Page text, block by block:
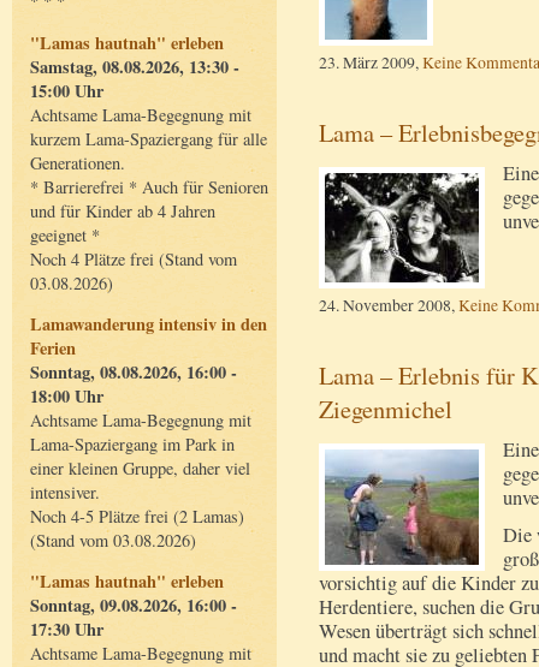
"Lamas hautnah" erleben
Samstag, 08.08.2026, 13:30 -
15:00 Uhr
Achtsame Lama-Begegnung mit
kurzem Lama-Spaziergang für alle
Generationen.
* Barrierefrei * Auch für Senioren
und für Kinder ab 4 Jahren
geeignet *
Noch 4 Plätze frei (Stand vom
03.08.2026)
Lamawanderung intensiv in den
Ferien
Sonntag, 08.08.2026, 16:00 -
18:00 Uhr
Achtsame Lama-Begegnung mit
Lama-Spaziergang im Park in
einer kleinen Gruppe, daher viel
intensiver.
Noch 4-5 Plätze frei (2 Lamas)
(Stand vom 03.08.2026)
"Lamas hautnah" erleben
Sonntag, 09.08.2026, 16:00 -
17:30 Uhr
Achtsame Lama-Begegnung mit
23. März 2009, Keine
Lama –
24. November 2008, Keine
Lama – Erlebnis für
Ziegenmichel
Die
vorsichtig auf die Kinder
Herdentiere, suchen die
Wesen überträgt sich
und macht sie zu geliebten